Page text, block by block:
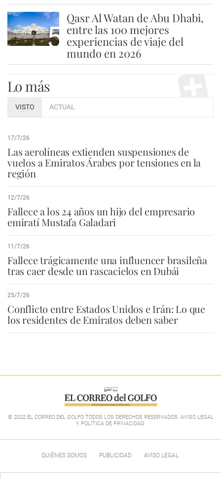
5
Qasr Al Watan de Abu Dhabi,
entre las 100 mejores
experiencias de viaje del
mundo en 2026
Lo más
VISTO ACTUAL
17/7/26
Las aerolíneas extienden suspensiones de
vuelos a Emiratos Árabes por tensiones en la
región
12/7/26
Fallece a los 24 años un hijo del empresario
emiratí Mustafa Galadari
11/7/26
Fallece trágicamente una influencer brasileña
tras caer desde un rascacielos en Dubái
25/7/26
Conflicto entre Estados Unidos e Irán: Lo que
los residentes de Emiratos deben saber
© 2022 EL CORREO DEL GOLFO TODOS LOS DERECHOS RESERVADOS. AVISO LEGAL
Y POLÍTICA DE PRIVACIDAD.
QUIÉNES SOMOS PUBLICIDAD AVISO LEGAL